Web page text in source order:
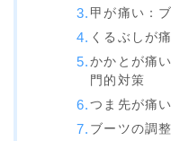
YONEX
ビンディング
BENT METAL
BURTON
甲が痛い：
くるぶしが
かかとが痛
門的対策
つま先が痛
ブーツの調